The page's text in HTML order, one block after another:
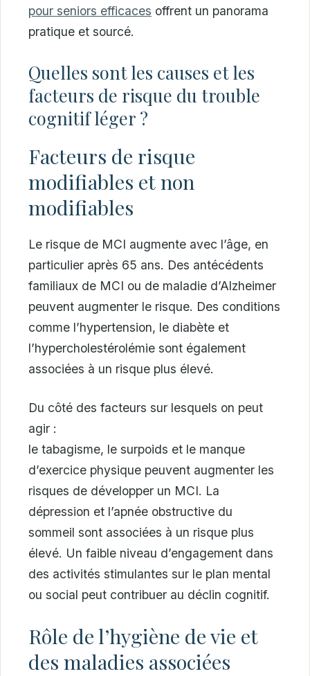
pour seniors efficaces offrent un panorama
pratique et sourcé.
Quelles sont les causes et les
facteurs de risque du trouble
cognitif léger ?
Facteurs de risque
modifiables et non
modifiables
Le risque de MCI augmente avec l’âge, en
particulier après 65 ans. Des antécédents
familiaux de MCI ou de maladie d’Alzheimer
peuvent augmenter le risque. Des conditions
comme l’hypertension, le diabète et
l’hypercholestérolémie sont également
associées à un risque plus élevé.
Du côté des facteurs sur lesquels on peut
agir :
le tabagisme, le surpoids et le manque
d’exercice physique peuvent augmenter les
risques de développer un MCI. La
dépression et l’apnée obstructive du
sommeil sont associées à un risque plus
élevé. Un faible niveau d’engagement dans
des activités stimulantes sur le plan mental
ou social peut contribuer au déclin cognitif.
Rôle de l’hygiène de vie et
des maladies associées